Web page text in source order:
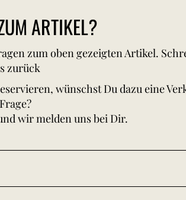
ARTIKEL?
zum oben gezeigten Artikel.
zurück
wünschst Du dazu eine
wir melden uns bei Dir.